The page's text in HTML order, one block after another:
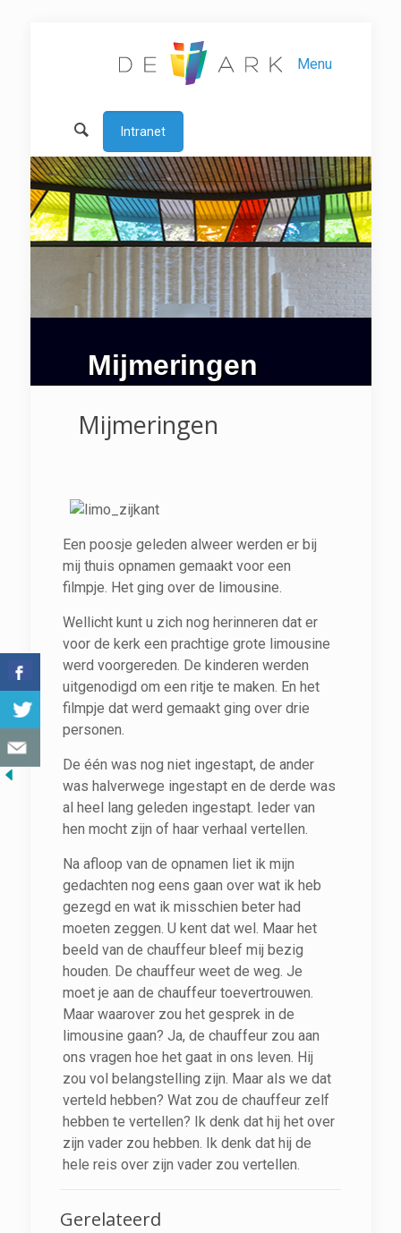
Menu
Intranet
Mijmeringen
Mijmeringen
Een poosje geleden alweer werden er bij
mij thuis opnamen gemaakt voor een
filmpje. Het ging over de limousine.
Wellicht kunt u zich nog herinneren dat er
voor de kerk een prachtige grote limousine
werd voorgereden. De kinderen werden
uitgenodigd om een ritje te maken. En het
filmpje dat werd gemaakt ging over drie
personen.
De één was nog niet ingestapt, de ander
was halverwege ingestapt en de derde was
al heel lang geleden ingestapt. Ieder van
hen mocht zijn of haar verhaal vertellen.
Na afloop van de opnamen liet ik mijn
gedachten nog eens gaan over wat ik heb
gezegd en wat ik misschien beter had
moeten zeggen. U kent dat wel. Maar het
beeld van de chauffeur bleef mij bezig
houden. De chauffeur weet de weg. Je
moet je aan de chauffeur toevertrouwen.
Maar waarover zou het gesprek in de
limousine gaan? Ja, de chauffeur zou aan
ons vragen hoe het gaat in ons leven. Hij
zou vol belangstelling zijn. Maar als we dat
verteld hebben? Wat zou de chauffeur zelf
hebben te vertellen? Ik denk dat hij het over
zijn vader zou hebben. Ik denk dat hij de
hele reis over zijn vader zou vertellen.
Gerelateerd